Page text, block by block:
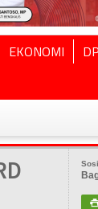
EKONOMI